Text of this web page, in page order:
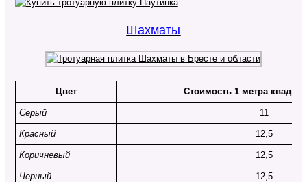
Шахматы
Цвет Стоимость 1 метра
Серый 11
Красный 12,5
Коричневый 12,5
Черный 12,5